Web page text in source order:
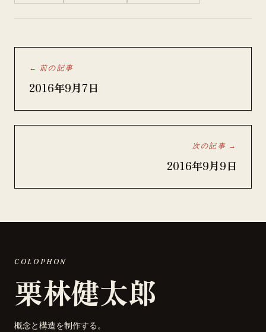
← 前の記事
2016年9月7日
次の記事 →
2016年9月9日
COLOPHON
栗林健太郎
概念と構造を制作する。